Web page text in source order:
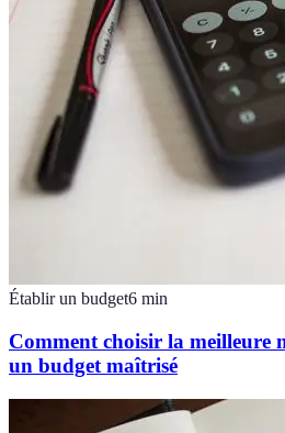
Établir un budget6 min
Comment choisir la meilleure
un budget maîtrisé